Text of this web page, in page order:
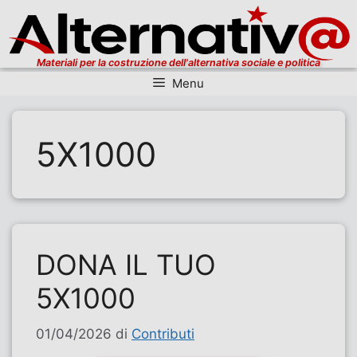
Materiali per la costruzione dell'alternativa sociale e politica
Menu
5X1000
DONA IL TUO
5X1000
01/04/2026 di Contributi